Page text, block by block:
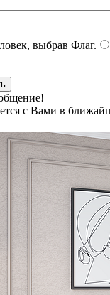
выбрав Флаг.
с Вами в